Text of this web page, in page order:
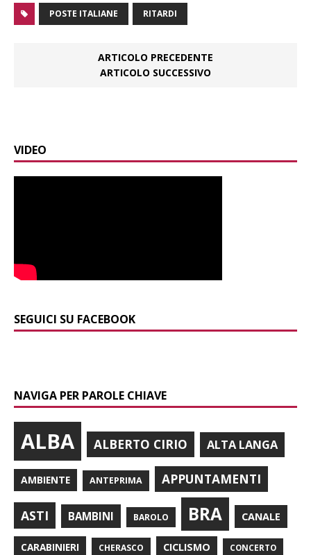
POSTE ITALIANE RITARDI
ARTICOLO PRECEDENTE
ARTICOLO SUCCESSIVO
VIDEO
SEGUICI SU FACEBOOK
NAVIGA PER PAROLE CHIAVE
ALBA ALBERTO CIRIO ALTA LANGA
AMBIENTE ANTEPRIMA APPUNTAMENTI
ASTI BAMBINI BAROLO BRA CANALE
CARABINIERI CHERASCO CICLISMO CONCERTO